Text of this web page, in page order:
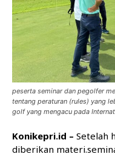
peserta seminar dan pegolfer
tentang peraturan (rules) yang
golf yang mengacu pada
Konikepri.id – Setelah
diberikan